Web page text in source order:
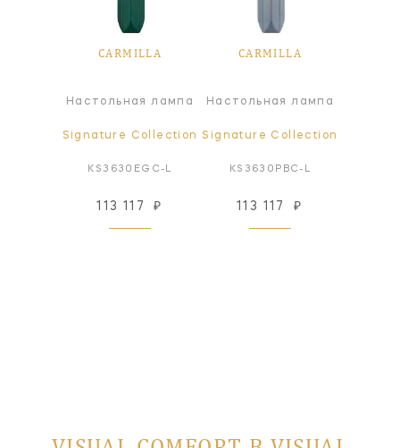
CARMILLA
Настольная лампа
Signature Collection
KS3630EGC-L
113 117 ₽
CARMILLA
Настольная лампа
Signature Collection
KS3630PBC-L
113 117 ₽